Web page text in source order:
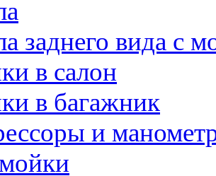
заднего вида с
в салон
в багажник
и